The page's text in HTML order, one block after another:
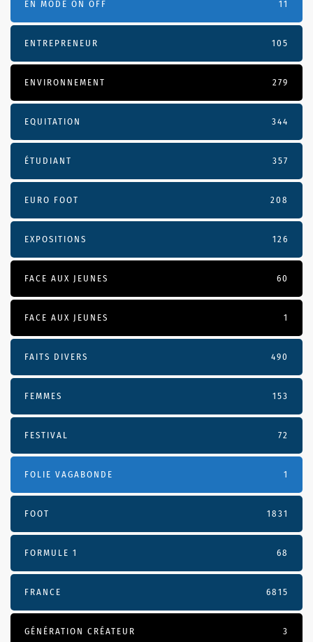
EN MODE ON OFF 11
ENTREPRENEUR 105
ENVIRONNEMENT 279
EQUITATION 344
ÉTUDIANT 357
EURO FOOT 208
EXPOSITIONS 126
FACE AUX JEUNES 60
FACE AUX JEUNES 1
FAITS DIVERS 490
FEMMES 153
FESTIVAL 72
FOLIE VAGABONDE 1
FOOT 1831
FORMULE 1 68
FRANCE 6815
GÉNÉRATION CRÉATEUR 3